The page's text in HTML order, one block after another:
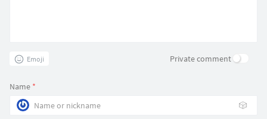
Emoji Private comment
Name *
🎲